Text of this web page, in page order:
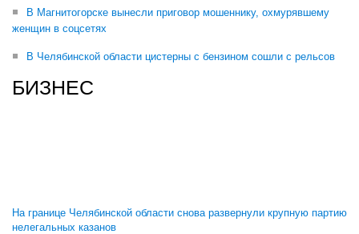
В Магнитогорске вынесли приговор мошеннику, охмурявшему
женщин в соцсетях
В Челябинской области цистерны с бензином сошли с рельсов
БИЗНЕС
На границе Челябинской области снова развернули крупную партию
нелегальных казанов